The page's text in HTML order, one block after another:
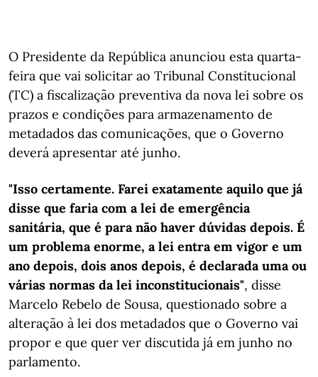
O Presidente da República anunciou esta quarta-
feira que vai solicitar ao Tribunal Constitucional
(TC) a fiscalização preventiva da nova lei sobre os
prazos e condições para armazenamento de
metadados das comunicações, que o Governo
deverá apresentar até junho.
"Isso certamente. Farei exatamente aquilo que já
disse que faria com a lei de emergência
sanitária, que é para não haver dúvidas depois. É
um problema enorme, a lei entra em vigor e um
ano depois, dois anos depois, é declarada uma ou
várias normas da lei inconstitucionais", disse
Marcelo Rebelo de Sousa, questionado sobre a
alteração à lei dos metadados que o Governo vai
propor e que quer ver discutida já em junho no
parlamento.